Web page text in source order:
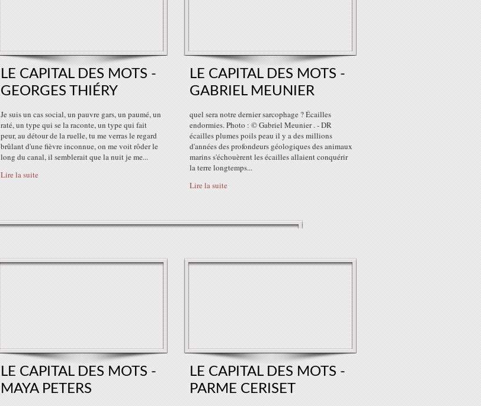
LE CAPITAL DES MOTS -
GEORGES THIÉRY
Je suis un cas social, un pauvre gars, un paumé, un
raté, un type qui se la raconte, un type qui fait
peur, au détour de la ruelle, tu me verras le regard
brûlant d'une fièvre inconnue, on me voit rôder le
long du canal, il semblerait que la nuit je me...
Lire la suite
LE CAPITAL DES MOTS -
GABRIEL MEUNIER
quel sera notre dernier sarcophage ? Écailles
endormies. Photo : © Gabriel Meunier . - DR
écailles plumes poils peau il y a des millions
d'années des profondeurs géologiques des animaux
marins s'échouèrent les écailles allaient conquérir
la terre longtemps...
Lire la suite
LE CAPITAL DES MOTS -
MAYA PETERS
LE CAPITAL DES MOTS -
PARME CERISET